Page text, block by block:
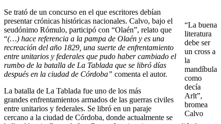
“La buena
literatura
debe ser
un cross a
la
mandíbula
como
decía
Arlt”,
bromea
Calvo
Se trató de un concurso en el que escritores debían
presentar crónicas históricas nacionales. Calvo, bajo el
seudónimo Rómulo, participó con “Olaén”, relato que
“(…) hace referencia a la pampa de Olaén y es una
recreación del año 1829, una suerte de enfrentamiento
entre unitarios y federales que pudo haber cambiado el
rumbo de la batalla de La Tablada que se libró días
después en la ciudad de Córdoba” comenta el autor.
La batalla de La Tablada fue uno de los más
grandes enfrentamientos armados de las guerras civiles
entre unitarios y federales. Se libró en un paraje
cercano a la ciudad de Córdoba, donde actualmente se